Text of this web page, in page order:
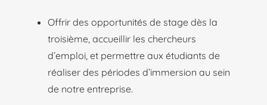
Offrir des opportunités de stage dès la
troisième, accueillir les chercheurs
d’emploi, et permettre aux étudiants de
réaliser des périodes d’immersion au sein
de notre entreprise.